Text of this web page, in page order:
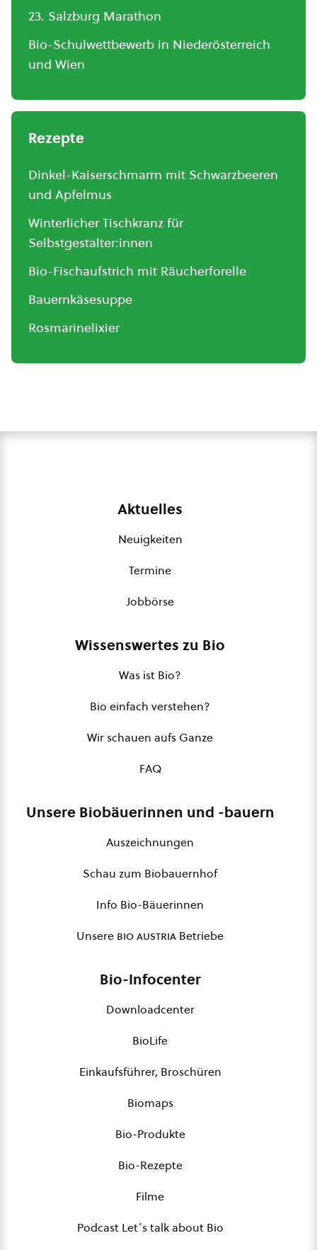
23. Salzburg Marathon
Bio-Schulwettbewerb in Niederösterreich
und Wien
Rezepte
Dinkel-Kaiserschmarrn mit Schwarzbeeren
und Apfelmus
Winterlicher Tischkranz für
Selbstgestalter:innen
Bio-Fischaufstrich mit Räucherforelle
Bauernkäsesuppe
Rosmarinelixier
Aktuelles
Neuigkeiten
Termine
Jobbörse
Wissenswertes zu Bio
Was ist Bio?
Bio einfach verstehen?
Wir schauen aufs Ganze
FAQ
Unsere Biobäuerinnen und -bauern
Auszeichnungen
Schau zum Biobauernhof
Info Bio-Bäuerinnen
Unsere bio austria Betriebe
Bio-Infocenter
Downloadcenter
BioLife
Einkaufsführer, Broschüren
Biomaps
Bio-Produkte
Bio-Rezepte
Filme
Podcast Let´s talk about Bio